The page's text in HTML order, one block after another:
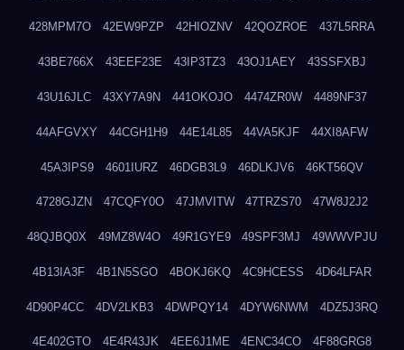
428MPM7O 42EW9PZP 42HIOZNV 42QOZROE 437L5RRA
43BE766X 43EEF23E 43IP3TZ3 43OJ1AEY 43SSFXBJ
43U16JLC 43XY7A9N 441OKOJO 4474ZR0W 4489NF37
44AFGVXY 44CGH1H9 44E14L85 44VA5KJF 44XI8AFW
45A3IPS9 4601IURZ 46DGB3L9 46DLKJV6 46KT56QV
4728GJZN 47CQFY0O 47JMVITW 47TRZS70 47W8J2J2
48QJBQ0X 49MZ8W4O 49R1GYE9 49SPF3MJ 49WWVPJU
4B13IA3F 4B1N5SGO 4BOKJ6KQ 4C9HCESS 4D64LFAR
4D90P4CC 4DV2LKB3 4DWPQY14 4DYW6NWM 4DZ5J3RQ
4E402GTO 4E4R43JK 4EE6J1ME 4ENC34CO 4F88GRG8